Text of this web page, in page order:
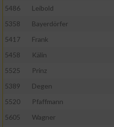
5486
Leibold
5358
Bayerdörfer
5417
Frank
5458
Kälin
5525
Prinz
5389
Degen
5520
Pfaffmann
5605
Wagner